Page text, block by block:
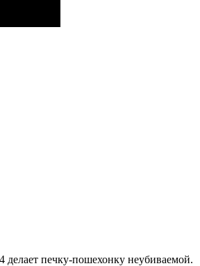
печку-пошехонку неубиваемой.